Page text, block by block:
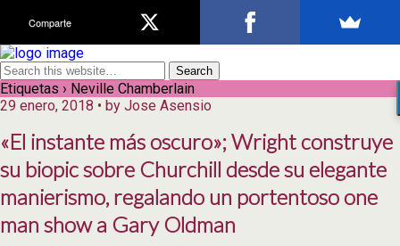
Etiquetas › Neville Chamberlain
29 enero, 2018 • by Jose Asensio
«El instante más oscuro»; Wright construye
su biopic sobre Churchill desde su elegante
manierismo, regalando un portentoso one
man show a Gary Oldman
Comparte